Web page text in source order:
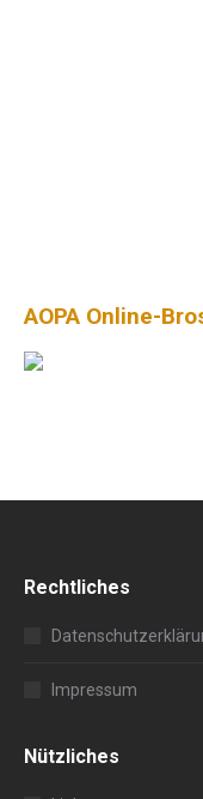
AOPA Online-
Rechtliches
Impressum
Nützliches